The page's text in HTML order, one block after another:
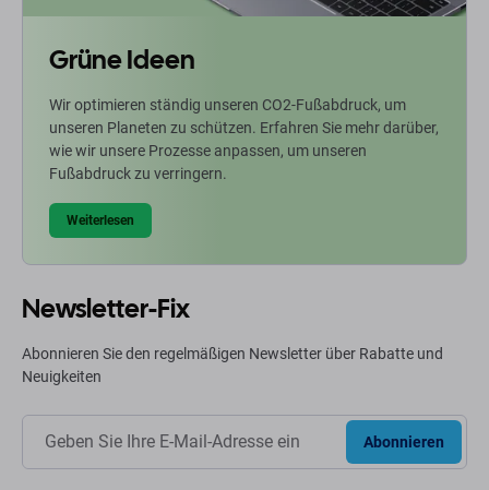
Grüne Ideen
Wir optimieren ständig unseren CO2-Fußabdruck, um
unseren Planeten zu schützen. Erfahren Sie mehr darüber,
wie wir unsere Prozesse anpassen, um unseren
Fußabdruck zu verringern.
Weiterlesen
Newsletter-Fix
Abonnieren Sie den regelmäßigen Newsletter über Rabatte und
Neuigkeiten
Abonnieren